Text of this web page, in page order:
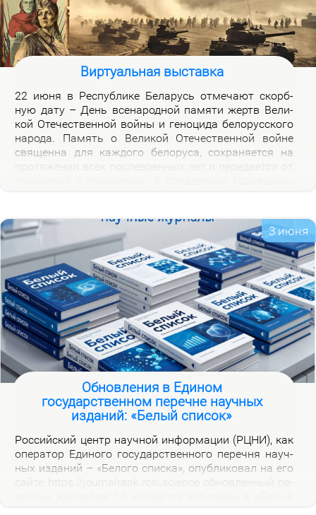
Виртуальная выставка
22 июня в Рес­пуб­ли­ке Бе­ла­русь от­ме­ча­ют скорб­
ную да­ту – День все­на­род­ной па­мя­ти жертв Ве­ли­
кой Оте­че­ствен­ной вой­ны и ге­но­ци­да бе­ло­рус­ско­го
на­ро­да. Па­мять о Ве­ли­кой Оте­че­ствен­ной войне
свя­щен­на для каж­до­го бе­ло­ру­са, со­хра­ня­ет­ся на
пер­вых дней вой­ны», ко­то­рая по­свя­ща­ет­ся тра­ги­че­
ским и ге­ро­и­че­ским стра­ни­цам ис­то­рии борь­бы с
немец­ко-фа­шист­ски­ми за­хват­чи­ка­ми в на­чаль­ный
пе­ри­од вой­ны.
3 июня
Обновления в Едином
государственном перечне научных
изданий: «Белый список»
Рос­сий­ский центр на­уч­ной ин­фор­ма­ции (РЦНИ), как
опе­ра­тор Еди­но­го го­судар­ствен­но­го пе­реч­ня на­уч­
ных из­да­ний – «Бе­ло­го спис­ка», опуб­ли­ко­вал на его